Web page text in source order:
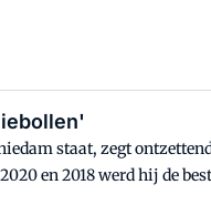
staat, zegt
en 2018 werd hij de